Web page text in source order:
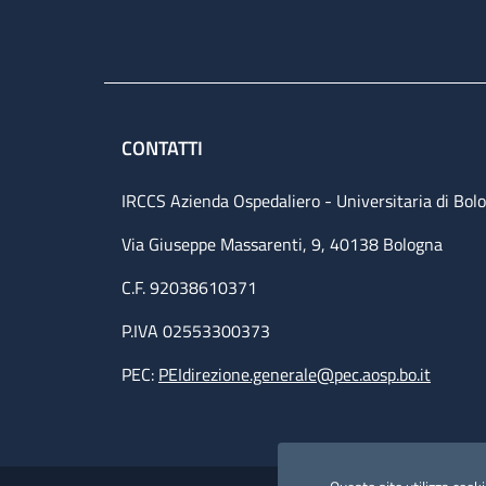
CONTATTI
IRCCS Azienda Ospedaliero - Universitaria di
Via Giuseppe Massarenti, 9, 40138 Bologna
C.F. 92038610371
P.IVA 02553300373
PEC: PEIdirezione.generale@pec.aosp.bo.it